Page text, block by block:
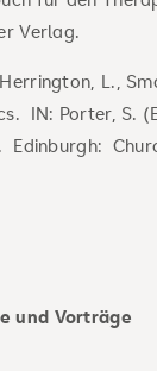
Verlag.
L.,
IN: Porter, S.
Edinburgh:
und Vorträge